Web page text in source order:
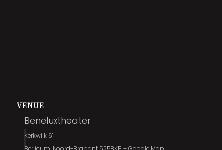
VENUE
Beneluxtheater
Kerkwijk 61